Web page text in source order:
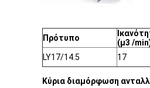
Πρότυπο
(μ3 /
LY17/14.5
17
Κύρια διαμόρφωση